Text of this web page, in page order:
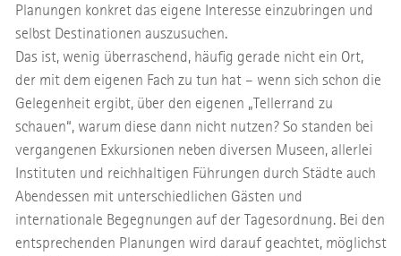
Planungen konkret das eigene Interesse einzubringen und
selbst Destinationen auszusuchen.
Das ist, wenig überraschend, häufig gerade nicht ein Ort,
der mit dem eigenen Fach zu tun hat – wenn sich schon die
Gelegenheit ergibt, über den eigenen „Tellerrand zu
schauen“, warum diese dann nicht nutzen? So standen bei
vergangenen Exkursionen neben diversen Museen, allerlei
Instituten und reichhaltigen Führungen durch Städte auch
Abendessen mit unterschiedlichen Gästen und
internationale Begegnungen auf der Tagesordnung. Bei den
entsprechenden Planungen wird darauf geachtet, möglichst